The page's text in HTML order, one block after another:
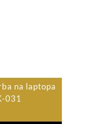
na laptopa
031